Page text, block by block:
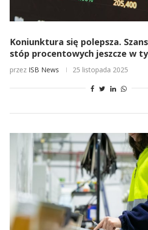
Koniunktura się polepsza.
stóp procentowych jeszcze w
przez ISB News 25 listopada 2025